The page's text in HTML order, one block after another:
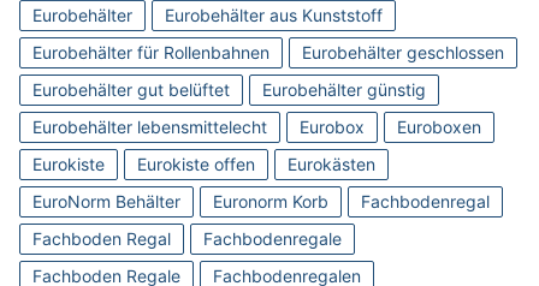
Eurobehälter
Eurobehälter aus Kunststoff
Eurobehälter für Rollenbahnen
Eurobehälter geschlossen
Eurobehälter gut belüftet
Eurobehälter günstig
Eurobehälter lebensmittelecht
Eurobox
Euroboxen
Eurokiste
Eurokiste offen
Eurokästen
EuroNorm Behälter
Euronorm Korb
Fachbodenregal
Fachboden Regal
Fachbodenregale
Fachboden Regale
Fachbodenregalen